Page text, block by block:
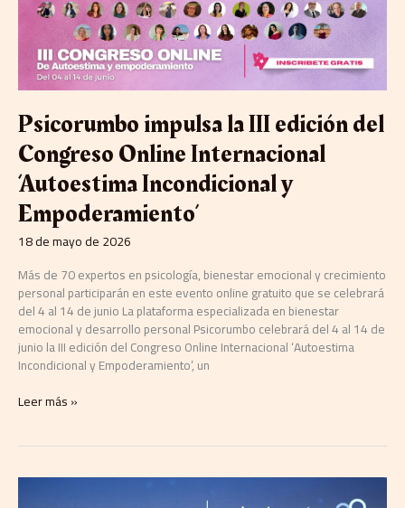
Psicorumbo impulsa la III edición del
Congreso Online Internacional
‘Autoestima Incondicional y
Empoderamiento’
18 de mayo de 2026
Más de 70 expertos en psicología, bienestar emocional y crecimiento
personal participarán en este evento online gratuito que se celebrará
del 4 al 14 de junio La plataforma especializada en bienestar
emocional y desarrollo personal Psicorumbo celebrará del 4 al 14 de
junio la III edición del Congreso Online Internacional ‘Autoestima
Incondicional y Empoderamiento’, un
Congreso
Internacional
‘Autoestima
Incondicional
y
Empoderamiento’
Leer más »
Konecta,